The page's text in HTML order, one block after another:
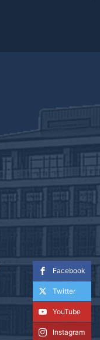
Facebook
Twitter
YouTube
Instagram